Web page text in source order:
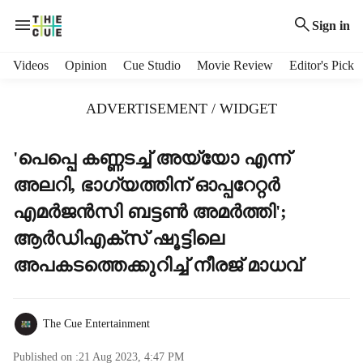
Sign in
Videos Opinion Cue Studio Movie Review Editor's Pick
ADVERTISEMENT / WIDGET
'പെപ്പെ കണ്ണടച്ച് അയ്യോ എന്ന്
അലറി, ഭാ​ഗ്യത്തിന് ഓപ്പറേറ്റർ
എമർജൻസി ബട്ടൺ അമർത്തി';
ആർഡിഎക്സ് ഷൂട്ടിലെ
അപകടത്തെക്കുറിച്ച് നീരജ് മാധവ്
The Cue Entertainment
Published on :21 Aug 2023, 4:47 PM